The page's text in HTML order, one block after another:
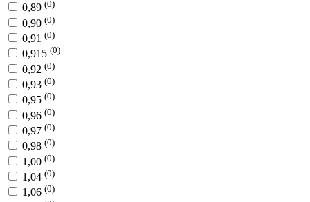
0,89 (0)
0,90 (0)
0,91 (0)
0,915 (0)
0,92 (0)
0,93 (0)
0,95 (0)
0,96 (0)
0,97 (0)
0,98 (0)
1,00 (0)
1,04 (0)
1,06 (0)